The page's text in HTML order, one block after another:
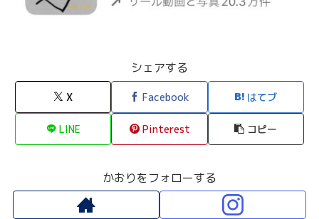
シェアする
X Facebook はてブ
LINE Pinterest コピー
かおりをフォローする